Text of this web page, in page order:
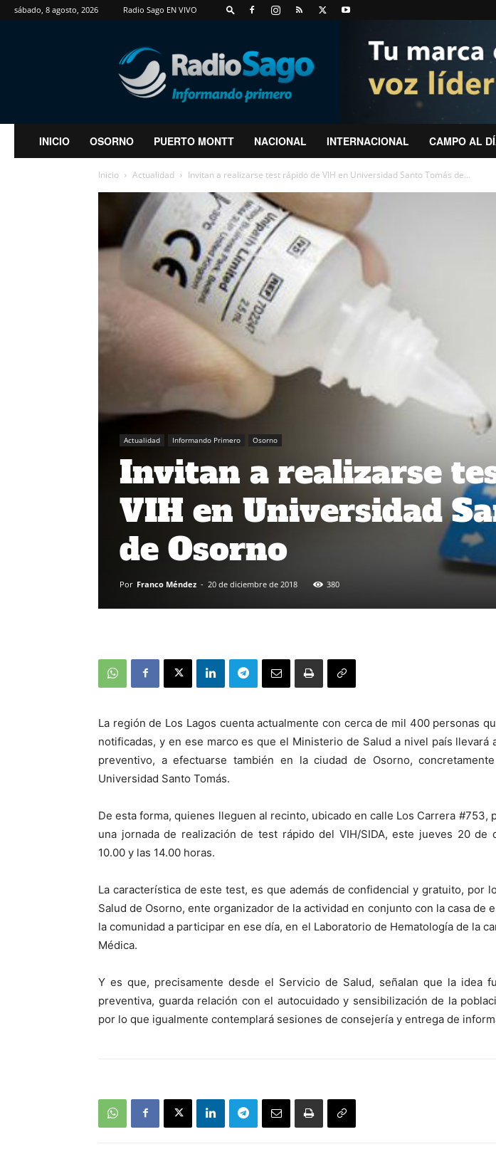
sábado, 8 agosto, 2026 Radio Sago EN VIVO
RadioSago
INICIO OSORNO PUERTO MONTT NACIONAL INTERNACIONAL CAMPO AL
Inicio Actualidad Invitan a realizarse test rápido de VIH en Universidad Santo Tomás de...
Actualidad Informando Primero Osorno
Invitan a realizarse
VIH en Universidad
de Osorno
Por Franco Méndez - 20 de diciembre de 2018 380
La región de Los Lagos cuenta actualmente con cerca de mil 400 personas
notificadas, y en ese marco es que el Ministerio de Salud a nivel país llevará
preventivo, a efectuarse también en la ciudad de Osorno,
Universidad Santo Tomás.
De esta forma, quienes lleguen al recinto, ubicado en calle Los Carrera #753,
una jornada de realización de test rápido del VIH/SIDA, este jueves 20 de
10.00 y las 14.00 horas.
La característica de este test, es que además de confidencial y gratuito, por
Salud de Osorno, ente organizador de la actividad en conjunto con la casa de
la comunidad a participar en ese día, en el Laboratorio de Hematología de la
Médica.
Y es que, precisamente desde el Servicio de Salud, señalan que la idea
preventiva, guarda relación con el autocuidado y sensibilización de la
por lo que igualmente contemplará sesiones de consejería y entrega de